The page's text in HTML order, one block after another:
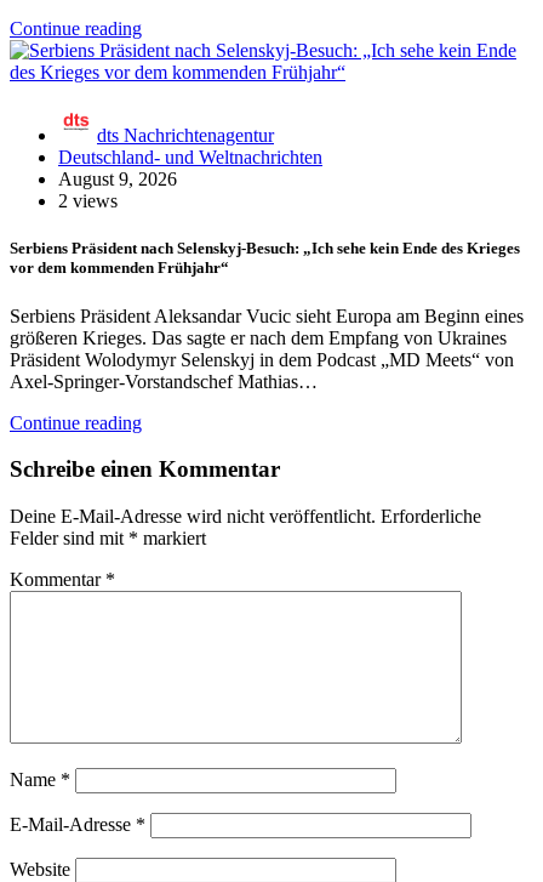
Continue reading
dts Nachrichtenagentur
Deutschland- und Weltnachrichten
August 9, 2026
2 views
Serbiens Präsident nach Selenskyj-Besuch: „Ich sehe kein Ende des Krieges
vor dem kommenden Frühjahr“
Serbiens Präsident Aleksandar Vucic sieht Europa am Beginn eines
größeren Krieges. Das sagte er nach dem Empfang von Ukraines
Präsident Wolodymyr Selenskyj in dem Podcast „MD Meets“ von
Axel-Springer-Vorstandschef Mathias…
Continue reading
Schreibe einen Kommentar
Deine E-Mail-Adresse wird nicht veröffentlicht. Erforderliche
Felder sind mit * markiert
Kommentar *
Name *
E-Mail-Adresse *
Website